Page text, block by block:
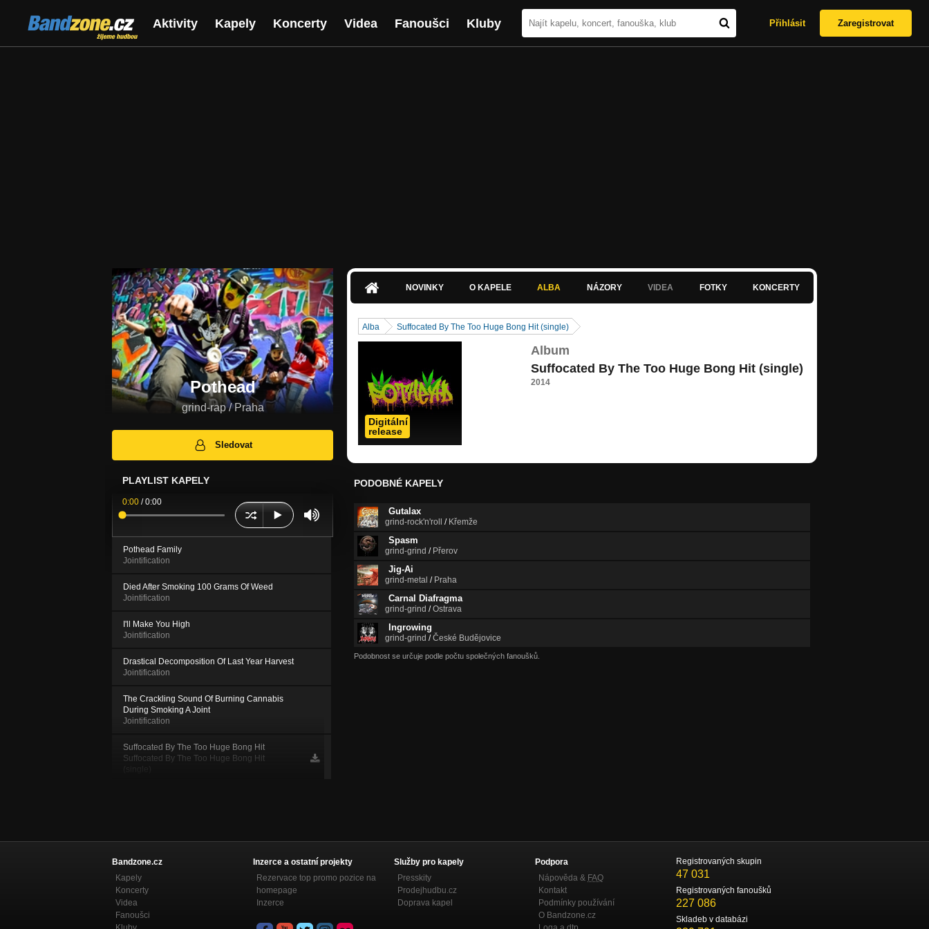
Bandzone.cz
žijeme hudbou
Aktivity Kapely Koncerty Videa Fanoušci Kluby Přihlásit Zaregistrovat
Pothead
grind-rap / Praha
Sledovat
PLAYLIST KAPELY
0:00 /0:00
Pothead Family
Jointification
Died After Smoking 100 Grams Of Weed
Jointification
I'll Make You High
Jointification
Drastical Decomposition Of Last Year Harvest
Jointification
The Crackling Sound Of Burning Cannabis
During Smoking A Joint
Jointification
Suffocated By The Too Huge Bong Hit
Suffocated By The Too Huge Bong Hit
WWW (We Wanna Weed)
Ganja Jihad
WWW (We Wanna Weed)
NOVINKY O KAPELE ALBA NÁZORY VIDEA FOTKY KONCERTY
Alba Suffocated By The Too Huge Bong Hit (single)
Digitální
release
Album
Suffocated By The Too Huge Bong Hit (single)
2014
PODOBNÉ KAPELY
Gutalax
grind-rock'n'roll / Křemže
Spasm
grind-grind / Přerov
Jig-Ai
grind-metal / Praha
Carnal Diafragma
grind-grind /Ostrava
Ingrowing
grind-grind /České Budějovice
Podobnost se určuje podle počtu společných fanoušků.
Bandzone.cz
Kapely
Koncerty
Videa
Fanoušci
Inzerce a ostatní projekty
Rezervace top promo pozice na
homepage
Inzerce
Služby pro kapely
Presskity
Prodejhudbu.cz
Doprava kapel
Podpora
Nápověda & FAQ
Kontakt
Podmínky používání
O Bandzone.cz
Registrovaných skupin
47 031
Registrovaných fanoušků
227 086
Skladeb v databázi